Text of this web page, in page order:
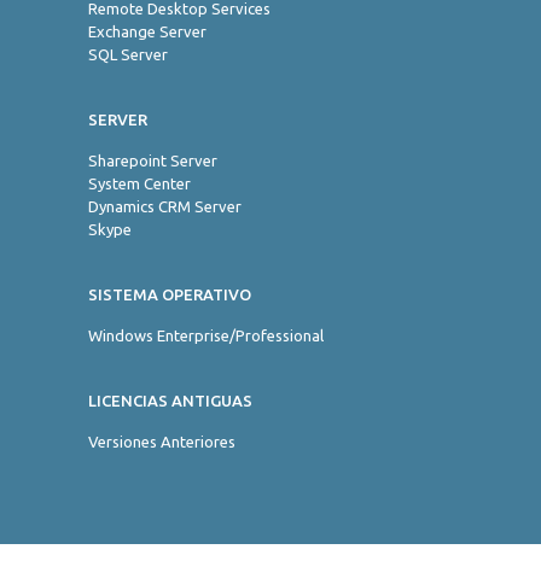
Remote Desktop Services
Exchange Server
SQL Server
SERVER
Sharepoint Server
System Center
Dynamics CRM Server
Skype
SISTEMA OPERATIVO
Windows Enterprise/Professional
LICENCIAS ANTIGUAS
Versiones Anteriores